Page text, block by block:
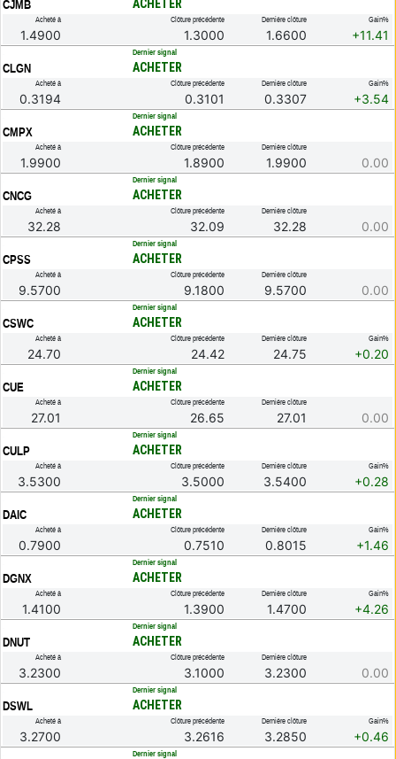
CJMB ACHETER
Acheté à
1.4900
Clôture précédente
1.3000
Dernière clôture
1.6600
Gain%
+11.41
CLGN
Dernier signal
ACHETER
Acheté à
0.3194
Clôture précédente
0.3101
Dernière clôture
0.3307
Gain%
+3.54
CMPX
Dernier signal
ACHETER
Acheté à
1.9900
Clôture précédente
1.8900
Dernière clôture
1.9900 0.00
CNCG
Dernier signal
ACHETER
Acheté à
32.28
Clôture précédente
32.09
Dernière clôture
32.28 0.00
CPSS
Dernier signal
ACHETER
Acheté à
9.5700
Clôture précédente
9.1800
Dernière clôture
9.5700 0.00
CSWC
Dernier signal
ACHETER
Acheté à
24.70
Clôture précédente
24.42
Dernière clôture
24.75
Gain%
+0.20
CUE
Dernier signal
ACHETER
Acheté à
27.01
Clôture précédente
26.65
Dernière clôture
27.01 0.00
CULP
Dernier signal
ACHETER
Acheté à
3.5300
Clôture précédente
3.5000
Dernière clôture
3.5400
Gain%
+0.28
DAIC
Dernier signal
ACHETER
Acheté à
0.7900
Clôture précédente
0.7510
Dernière clôture
0.8015
Gain%
+1.46
DGNX
Dernier signal
ACHETER
Acheté à
1.4100
Clôture précédente
1.3900
Dernière clôture
1.4700
Gain%
+4.26
DNUT
Dernier signal
ACHETER
Acheté à
3.2300
Clôture précédente
3.1000
Dernière clôture
3.2300 0.00
DSWL
Dernier signal
ACHETER
Acheté à
3.2700
Clôture précédente
3.2616
Dernière clôture
3.2850
Gain%
+0.46
Dernier signal